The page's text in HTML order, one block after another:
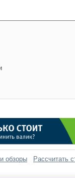
обзоры
Рассчитать